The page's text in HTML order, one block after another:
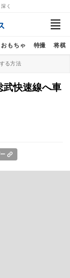
く
おもちゃ 特撮 将棋
る方法
快速線へ車